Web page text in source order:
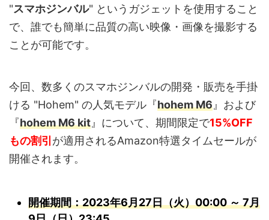
"スマホジンバル" というガジェットを使用すること
で、誰でも簡単に品質の高い映像・画像を撮影する
ことが可能です。
今回、数多くのスマホジンバルの開発・販売を手掛
ける "Hohem" の人気モデル『hohem M6 』および
『hohem M6 kit 』について、期間限定で15%OFF
もの割引が適用されるAmazon特選タイムセールが
開催されます。
開催期間：2023年6月27日（火）00:00 ～ 7月